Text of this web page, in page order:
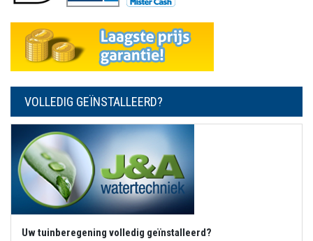
VOLLEDIG GEÏNSTALLEERD?
Uw tuinberegening volledig geïnstalleerd?